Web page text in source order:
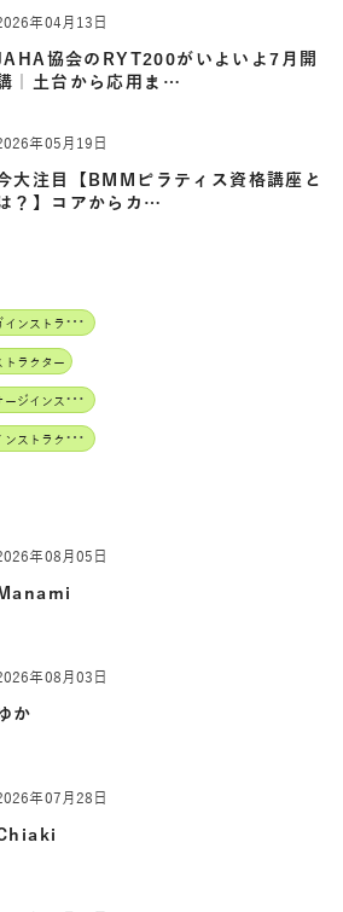
年04月13日
協会のRYT200がいよいよ7月開
｜土台から応用ま…
年05月19日
大注目【BMMピラティス資格講座と
？】コアからカ…
J
AHA認定ベビーヨガ＆ママヨガインストラクター
トラクター
J
AHA認定ベビーチャクラマッサージインストラクター
J
AHA認定リトル＆キッズヨガインストラクター
年08月05日
Manami
年08月03日
か
年07月28日